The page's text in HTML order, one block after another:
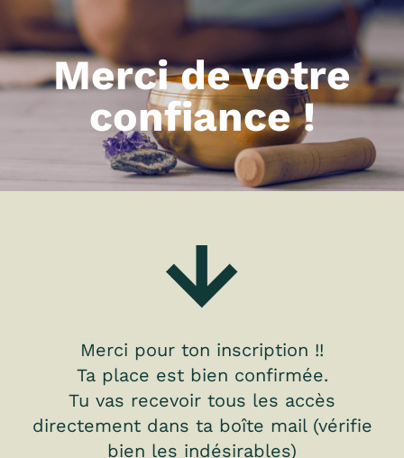
Merci de votre
confiance !
Merci pour ton inscription !!
Ta place est bien confirmée.
Tu vas recevoir tous les accès
directement dans ta boîte mail (vérifie
bien les indésirables)